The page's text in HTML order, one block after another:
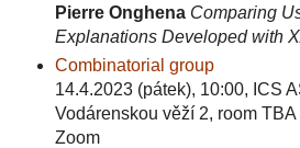
Pierre Onghena Comparing
Explanations Developed with
Combinatorial group
14.4.2023 (pátek), 10:00, ICS
Vodárenskou věží 2, room
Zoom